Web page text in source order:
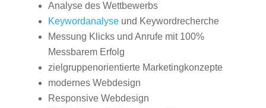
Analyse des Wettbewerbs
Keywordanalyseund Keywordrecherche
Messung Klicks und Anrufe mit 100%
Messbarem Erfolg
zielgruppenorientierte Marketingkonzepte
modernes Webdesign
Responsive Webdesign